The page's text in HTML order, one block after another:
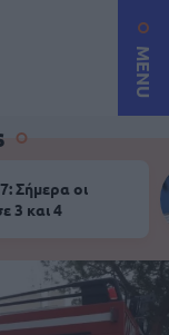
MENU
Σήμερα οι
3 και 4